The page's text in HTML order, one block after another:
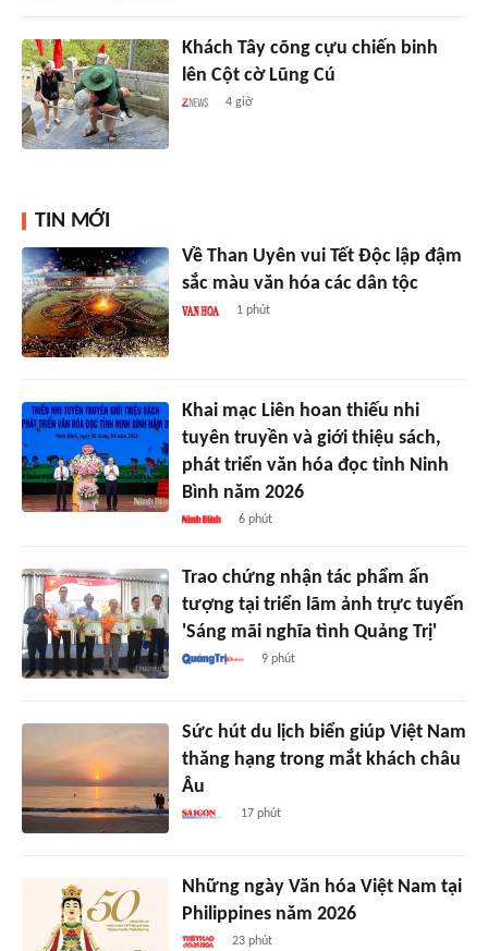
Khách Tây cõng cựu chiến binh
lên Cột cờ Lũng Cú
4 giờ
TIN MỚI
Về Than Uyên vui Tết Độc lập đậm
sắc màu văn hóa các dân tộc
1 phút
Khai mạc Liên hoan thiếu nhi
tuyên truyền và giới thiệu sách,
phát triển văn hóa đọc tỉnh Ninh
Bình năm 2026
6 phút
Trao chứng nhận tác phẩm ấn
tượng tại triển lãm ảnh trực tuyến
'Sáng mãi nghĩa tình Quảng Trị'
9 phút
Sức hút du lịch biển giúp Việt Nam
thăng hạng trong mắt khách châu
Âu
17 phút
Những ngày Văn hóa Việt Nam tại
Philippines năm 2026
23 phút